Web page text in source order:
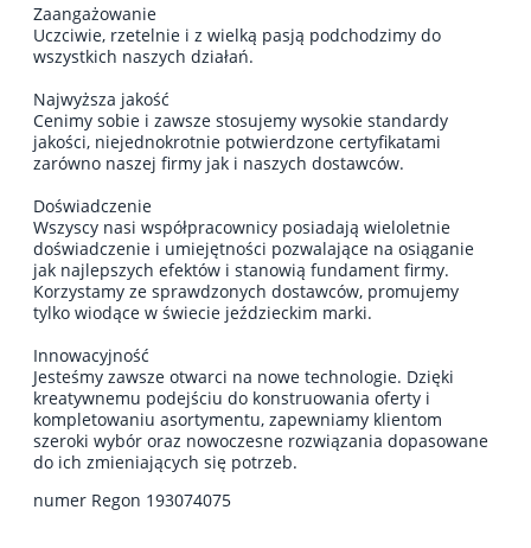
Zaangażowanie
Uczciwie, rzetelnie i z wielką pasją podchodzimy do
wszystkich naszych działań.
Najwyższa jakość
Cenimy sobie i zawsze stosujemy wysokie standardy
jakości, niejednokrotnie potwierdzone certyfikatami
zarówno naszej firmy jak i naszych dostawców.
Doświadczenie
Wszyscy nasi współpracownicy posiadają wieloletnie
doświadczenie i umiejętności pozwalające na osiąganie
jak najlepszych efektów i stanowią fundament firmy.
Korzystamy ze sprawdzonych dostawców, promujemy
tylko wiodące w świecie jeździeckim marki.
Innowacyjność
Jesteśmy zawsze otwarci na nowe technologie. Dzięki
kreatywnemu podejściu do konstruowania oferty i
kompletowaniu asortymentu, zapewniamy klientom
szeroki wybór oraz nowoczesne rozwiązania dopasowane
do ich zmieniających się potrzeb.
numer Regon 193074075